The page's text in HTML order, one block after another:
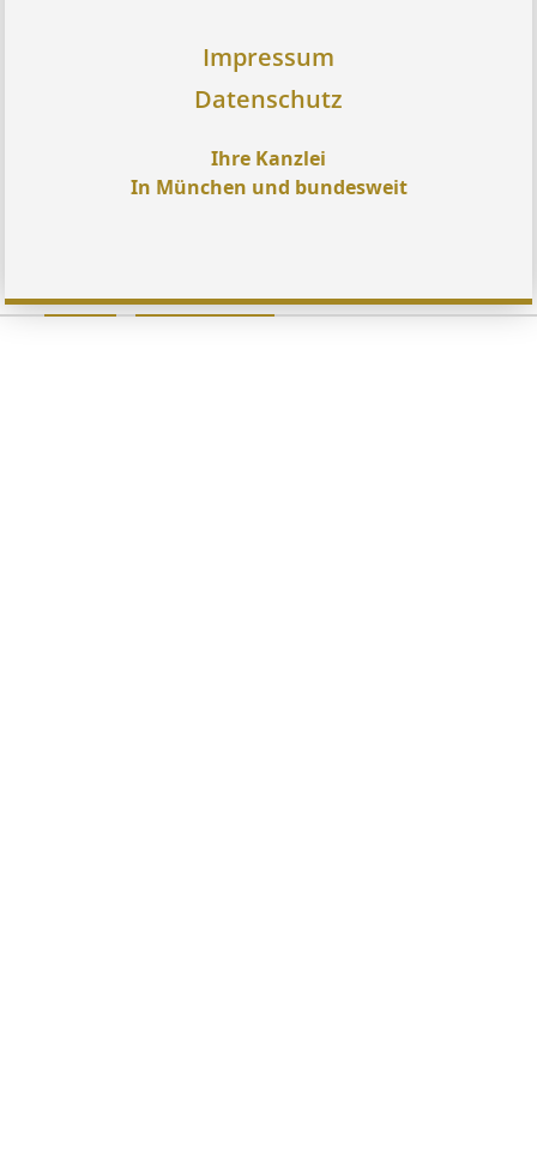
Impressum
Datenschutz
Ihre Kanzlei
In München und bundesweit